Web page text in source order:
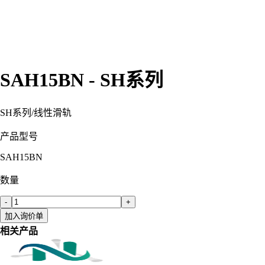
SAH15BN - SH系列
SH系列 /线性滑轨
产品型号
SAH15BN
数量
-
+
加入询价单
相关产品